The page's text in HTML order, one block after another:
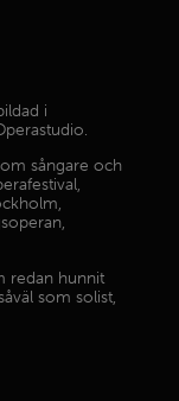
i
sångare och
redan hunnit
som solist,